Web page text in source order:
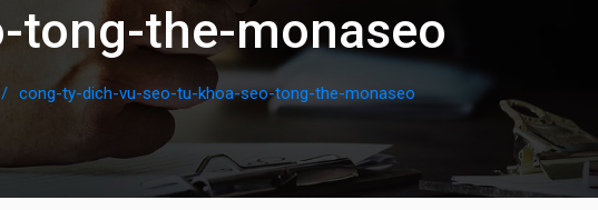
tong-the-monaseo
cong-ty-dich-vu-seo-tu-khoa-seo-tong-the-monaseo